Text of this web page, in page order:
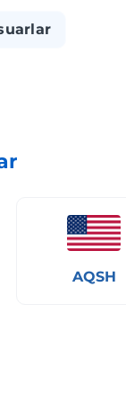
AQSH